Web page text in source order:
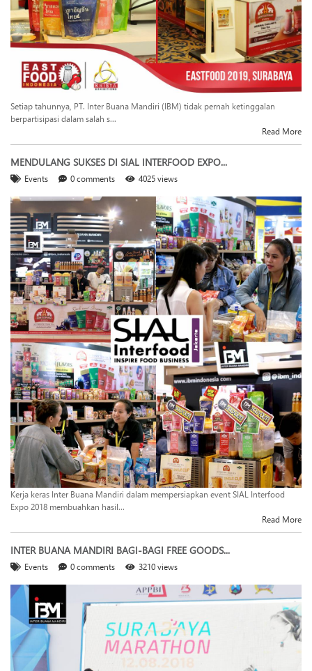
Setiap tahunnya, PT. Inter Buana Mandiri (IBM) tidak pernah ketinggalan
berpartisipasi dalam salah s...
Read More
MENDULANG SUKSES DI SIAL INTERFOOD EXPO...
Events 0 comments 4025 views
Kerja keras Inter Buana Mandiri dalam mempersiapkan event SIAL Interfood
Expo 2018 membuahkan hasil...
Read More
INTER BUANA MANDIRI BAGI-BAGI FREE GOODS...
Events 0 comments 3210 views